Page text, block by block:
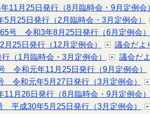
11月25日発行（8月臨時会・9月定例会
月25日発行（2月臨時会・3月定例会）
号 令和3年8月25日発行（6月定例会）
25日発行（12月定例会）
議会だよ
（1月臨時会・3月定例会）
議会だ
令和元年11月25日発行（9月定例会）
令和元年5月27日発行（3月定例会）
月26日発行（8月臨時会・9月定例会）
平成30年5月25日発行（3月定例会）